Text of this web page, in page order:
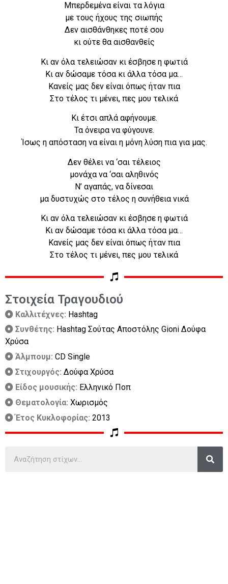
Μπερδεμένα είναι τα λόγια
με τους ήχους της σιωπής
Δεν αισθάνθηκες ποτέ σου
κι ούτε θα αισθανθείς
Κι αν όλα τελειώσαν κι έσβησε η φωτιά
Κι αν δώσαμε τόσα κι άλλα τόσα μα…
Κανείς μας δεν είναι όπως ήταν πια
Στο τέλος τι μένει, πες μου τελικά
Κι έτσι απλά αφήνουμε.
Τα όνειρα να φύγουνε.
Ίσως η απόσταση να είναι η μόνη λύση πια για μας.
Δεν θέλει να ‘σαι τέλειος
μονάχα να ‘σαι αληθινός
Ν’ αγαπάς, να δίνεσαι
μα δυστυχώς στο τέλος η συνήθεια νικά
Κι αν όλα τελειώσαν κι έσβησε η φωτιά
Κι αν δώσαμε τόσα κι άλλα τόσα μα…
Κανείς μας δεν είναι όπως ήταν πια
Στο τέλος τι μένει, πες μου τελικά
Στοιχεία Τραγουδιού
Καλλιτέχνες: Hashtag
Συνθέτης: Hashtag Σούτας Αποστόλης Gioni Δούφα
Χρύσα
Άλμπουμ: CD Single
Στιχουργός: Δούφα Χρύσα
Είδος μουσικής: Ελληνικό Ποπ
Θεματολογία: Χωρισμός
Έτος Κυκλοφορίας: 2013